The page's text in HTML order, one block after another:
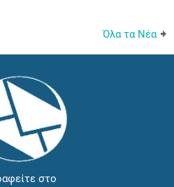
Όλα τα Νέα
στο